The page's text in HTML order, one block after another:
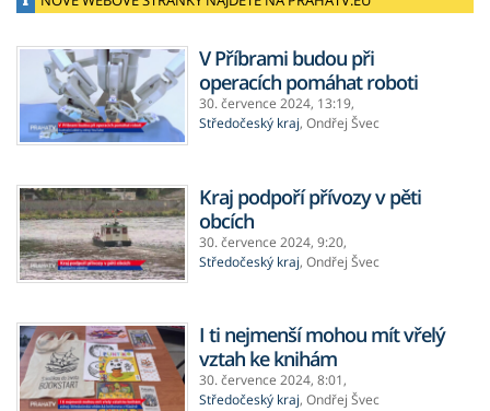
V Příbrami budou při
operacích pomáhat roboti
30. července 2024, 13:19,
Středočeský kraj, Ondřej Švec
Kraj podpoří přívozy v pěti
obcích
30. července 2024, 9:20,
Středočeský kraj, Ondřej Švec
I ti nejmenší mohou mít vřelý
vztah ke knihám
30. července 2024, 8:01,
Středočeský kraj, Ondřej Švec